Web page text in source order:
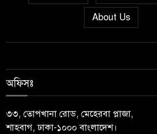
পিরোজপুরে নানা
নেছারাবাদের
অনশন : থানায়
‎গৌরনদীতে
পালিত হলো
গণঅভ্যুত্থান
About Us
অফিসঃ
৩৩, তোপখানা রোড, মেহেরবা প্লাজা,
শাহবাগ, ঢাকা-১০০০ বাংলাদেশ।